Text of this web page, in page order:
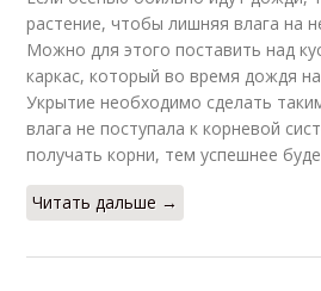
растение, чтобы лишняя влага на
Можно для этого поставить над
каркас, который во время дождя
Укрытие необходимо сделать
влага не поступала к корневой
получать корни, тем успешнее
Читать дальше →